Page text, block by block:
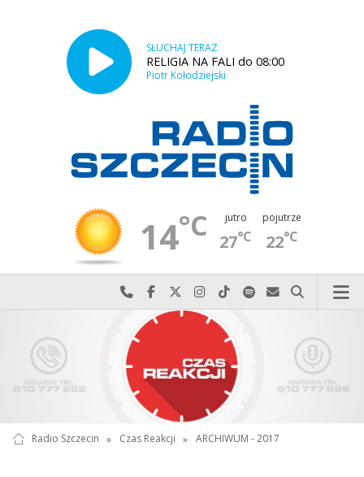
SŁUCHAJ TERAZ
RELIGIA NA FALI do 08:00
Piotr Kołodziejski
14°C jutro
27°C
pojutrze
22°C
Najlepiej po prostu do nas zadzwoń
Odwiedź nas na Facebook-u
Odwiedź nas na X
Odwiedź nas na Instagram-ie
Odwiedź nas na TikTok-u
Szukaj nas na Spotify
Wyślij do nas
Szukaj
Radio Szczecin » Czas Reakcji » ARCHIWUM - 2017